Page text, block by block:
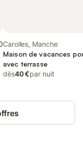
Carolles, Manche
Maison de vacances
avec terrasse
dès40 €par nuit